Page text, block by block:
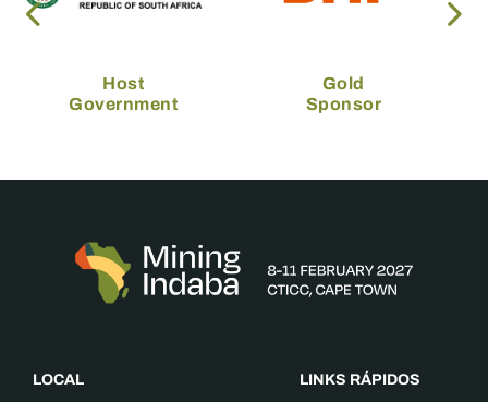
Host
Government
Gold
Sponsor
LOCAL
LINKS RÁPIDOS